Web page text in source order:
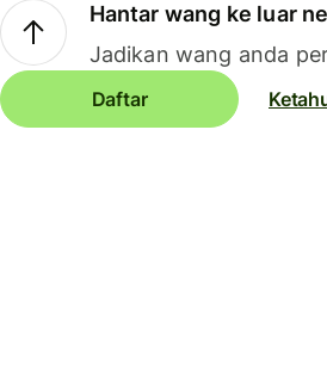
Hantar wang ke luar
Jadikan wang anda
Daftar